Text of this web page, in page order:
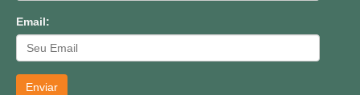
Email:
Enviar